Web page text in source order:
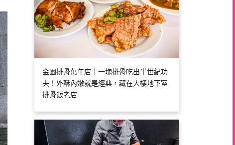
金園排骨萬年店｜一塊排骨吃出半世紀功
夫！外酥內嫩就是經典，藏在大樓地下室
排骨飯老店